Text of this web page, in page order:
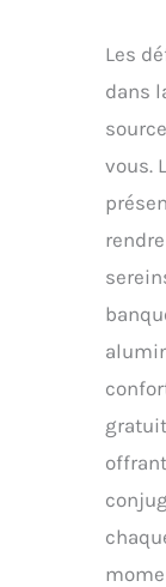
Les
dans
vous.